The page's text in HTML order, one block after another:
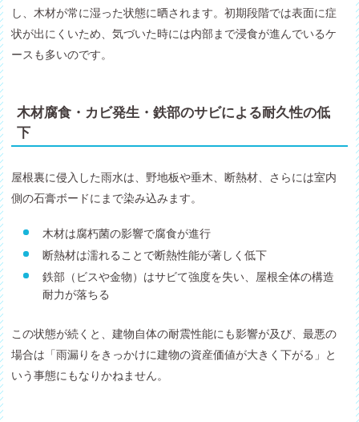
し、木材が常に湿った状態に晒されます。初期段階では表面に症
状が出にくいため、気づいた時には内部まで浸食が進んでいるケ
ースも多いのです。
木材腐食・カビ発生・鉄部のサビによる耐久性の低
下
屋根裏に侵入した雨水は、野地板や垂木、断熱材、さらには室内
側の石膏ボードにまで染み込みます。
木材は腐朽菌の影響で腐食が進行
断熱材は濡れることで断熱性能が著しく低下
鉄部（ビスや金物）はサビて強度を失い、屋根全体の構造
耐力が落ちる
この状態が続くと、建物自体の耐震性能にも影響が及び、最悪の
場合は「雨漏りをきっかけに建物の資産価値が大きく下がる」と
いう事態にもなりかねません。